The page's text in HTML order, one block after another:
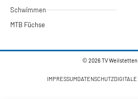
Schwimmen
MTB Füchse
© 2026 TV Weilstetten
IMPRESSUMDATENSCHUTZ